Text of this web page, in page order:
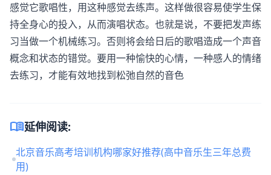
感觉它歌唱性，用这种感觉去练声。这样做很容易使学生保
持全身心的投入，从而演唱状态。也就是说，不要把发声练
习当做一个机械练习。否则将会给日后的歌唱造成一个声音
概念和状态的错觉。要用一种愉快的心情，一种感人的情绪
去练习，才能有效地找到松弛自然的音色
menu_book延伸阅读:
北京音乐高考培训机构哪家好推荐(高中音乐生三年总费
用)